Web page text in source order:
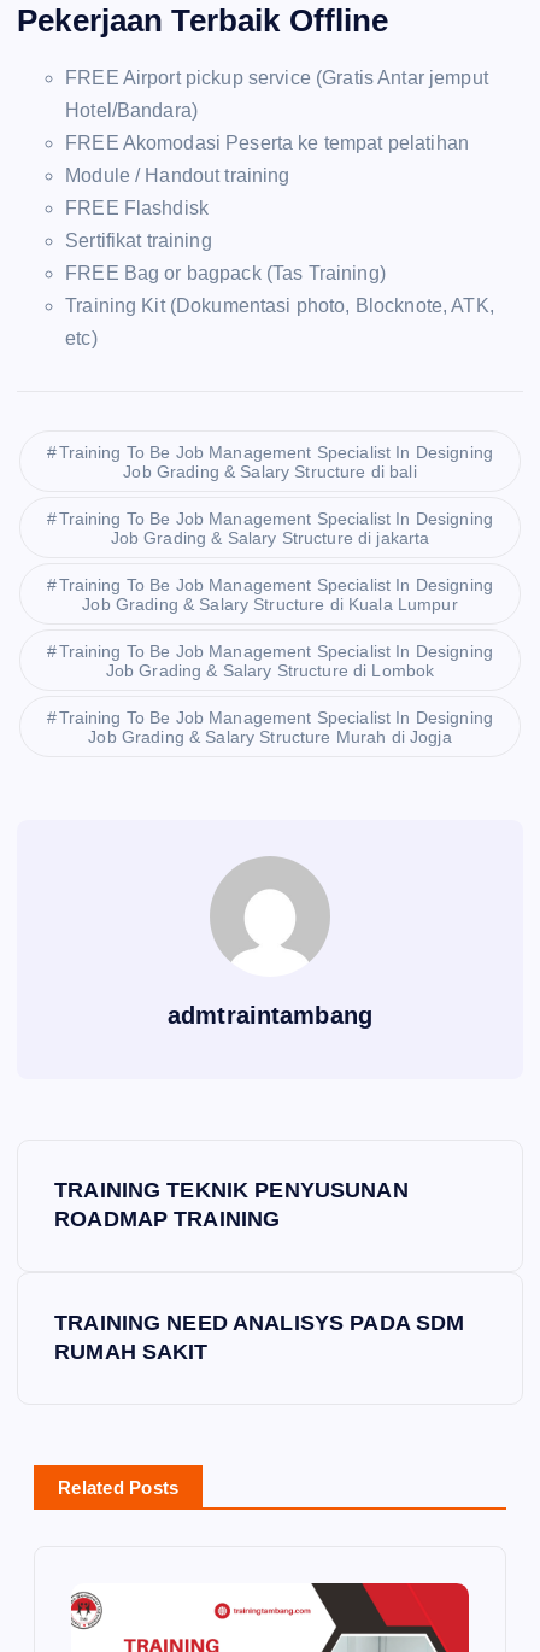
Pekerjaan Terbaik Offline
FREE Airport pickup service (Gratis Antar jemput
Hotel/Bandara)
FREE Akomodasi Peserta ke tempat pelatihan
Module / Handout training
FREE Flashdisk
Sertifikat training
FREE Bag or bagpack (Tas Training)
Training Kit (Dokumentasi photo, Blocknote, ATK,
etc)
Training To Be Job Management Specialist In Designing
Job Grading & Salary Structure di bali
Training To Be Job Management Specialist In Designing
Job Grading & Salary Structure di jakarta
Training To Be Job Management Specialist In Designing
Job Grading & Salary Structure di Kuala Lumpur
Training To Be Job Management Specialist In Designing
Job Grading & Salary Structure di Lombok
Training To Be Job Management Specialist In Designing
Job Grading & Salary Structure Murah di Jogja
admtraintambang
a
v
TRAINING TEKNIK PENYUSUNAN
ROADMAP TRAINING
TRAINING NEED ANALISYS PADA SDM
RUMAH SAKIT
Related Posts